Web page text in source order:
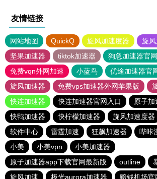
友情链接
网站地图 QuickQ 旋风加速度器
旋
坚果加速器
tiktok加速器
狗急加速器官网
免费vqn外网加速
小蓝鸟 优途加速器官
旋风加速器
免费vps加速器外网苹果版
快连加速器
快连加速器官网入口
原子加
快鸭加速器
快柠檬加速器 旋风加速度器
软件中心
雷霆加速 狂飙加速器 哔咔
小美
小美vpn
小美加速器
原子加速器app下载官网最新版
outline
旋风加速
极光aurora加速器 赔钱机场官